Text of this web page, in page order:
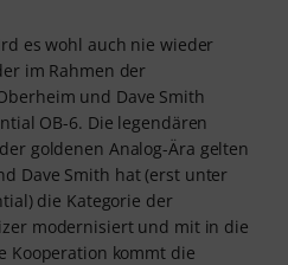
es wohl auch nie wieder
im Rahmen der
und Dave Smith
OB-6. Die legendären
goldenen Analog-Ära gelten
Dave Smith hat (erst unter
die Kategorie der
modernisiert und mit in die
Kooperation kommt die